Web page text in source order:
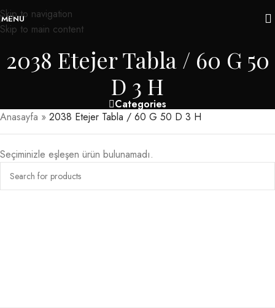
Skip to navigation
Skip to main content
MENU
2038 Etejer Tabla / 60 G 50
D 3 H
Categories
Anasayfa » 2038 Etejer Tabla / 60 G 50 D 3 H
Seçiminizle eşleşen ürün bulunamadı.